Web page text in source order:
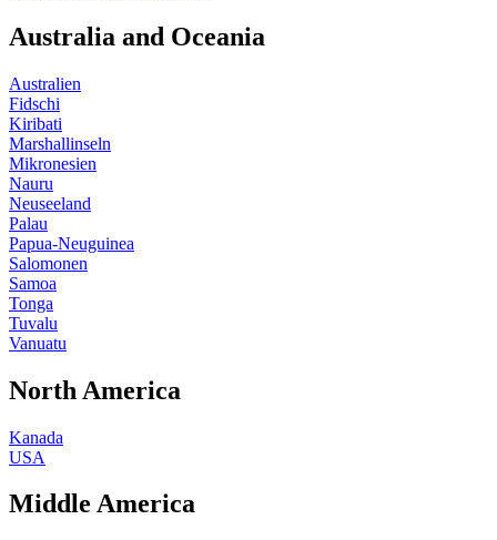
Australia and Oceania
Australien
Fidschi
Kiribati
Marshallinseln
Mikronesien
Nauru
Neuseeland
Palau
Papua-Neuguinea
Salomonen
Samoa
Tonga
Tuvalu
Vanuatu
North America
Kanada
USA
Middle America